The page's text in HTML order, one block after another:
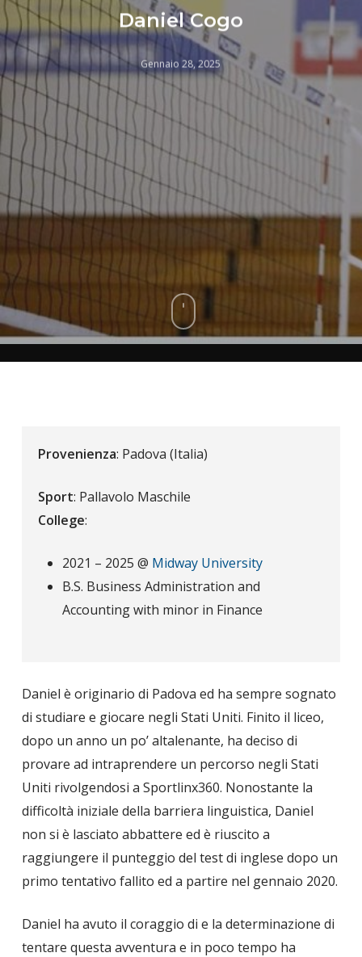
Daniel Cogo
Gennaio 28, 2025
Provenienza: Padova (Italia)
Sport: Pallavolo Maschile
College:
2021 – 2025 @ Midway University
B.S. Business Administration and
Accounting with minor in Finance
Daniel è originario di Padova ed ha sempre sognato
di studiare e giocare negli Stati Uniti. Finito il liceo,
dopo un anno un po’ altalenante, ha deciso di
provare ad intraprendere un percorso negli Stati
Uniti rivolgendosi a Sportlinx360. Nonostante la
difficoltà iniziale della barriera linguistica, Daniel
non si è lasciato abbattere ed è riuscito a
raggiungere il punteggio del test di inglese dopo un
primo tentativo fallito ed a partire nel gennaio 2020.
Daniel ha avuto il coraggio di e la determinazione di
tentare questa avventura e in poco tempo ha